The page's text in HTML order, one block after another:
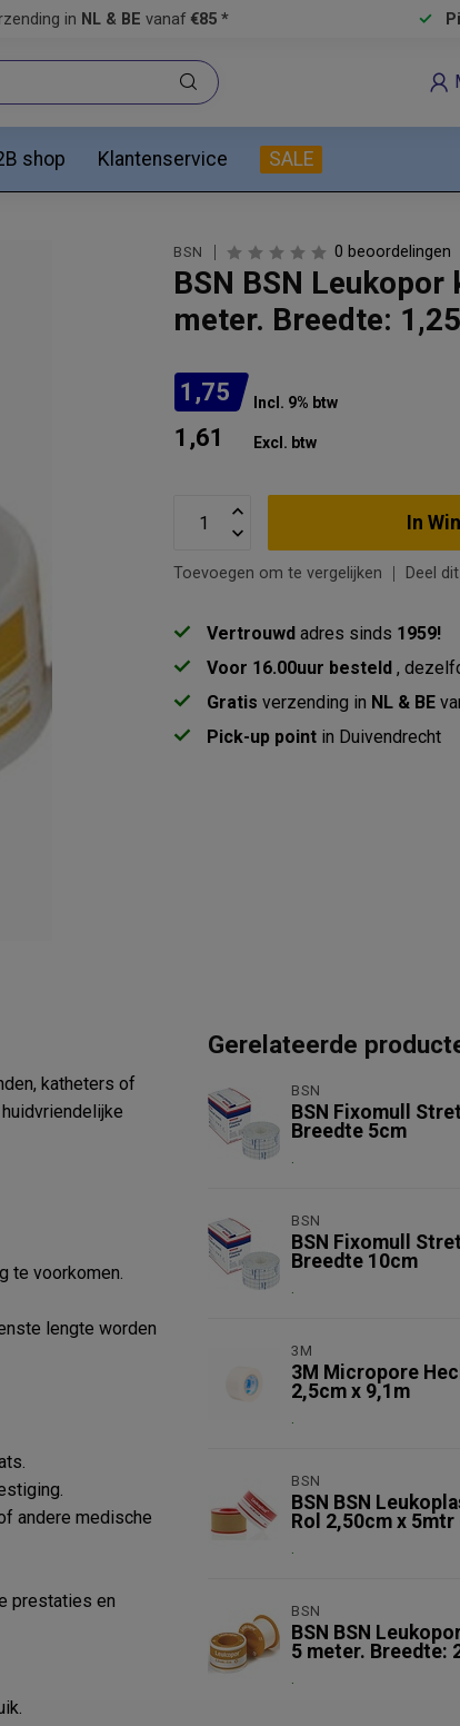
in NL & BE vanaf €85 *
shop Klantenservice SALE
BSN 0 beoordelingen
BSN BSN
meter. Breedte:
1,75 Incl. 9% btw
1,61 Excl. btw
In
Toevoegen om te vergelijken Deel
Vertrouwd adres sinds 1959!
Voor 16.00uur besteld,
Gratis verzending in NL & BE
Pick-up point in Duivendrecht
katheters of
te voorkomen.
lengte worden
andere medische
prestaties en
Gerelateerde
BSN
BSN Fixomull
Breedte 5cm
.
BSN
BSN Fixomull
Breedte 10cm
.
3M
3M Micropore
2,5cm x 9,1m
.
BSN
BSN BSN
Rol 2,50cm x 5mtr
.
BSN
BSN BSN
5 meter. Breedte:
.